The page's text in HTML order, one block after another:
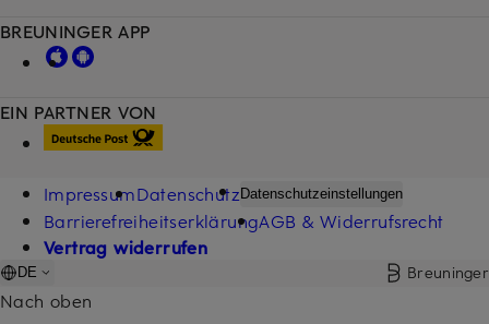
EIN PARTNER VON
BREUNINGER APP
ImpressumDatenschutz Datenschutzeinstellungen
BarrierefreiheitserklärungAGB & Widerrufsrecht
Vertrag widerrufen
DE Breuninger
Nach oben